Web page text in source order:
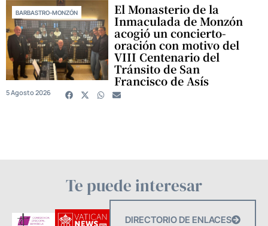
BARBASTRO-MONZÓN El Monasterio de la
Inmaculada de Monzón
acogió un concierto-
oración con motivo del
VIII Centenario del
Tránsito de San
Francisco de Asís
5 Agosto 2026
Te puede interesar
DIRECTORIO DE ENLACES